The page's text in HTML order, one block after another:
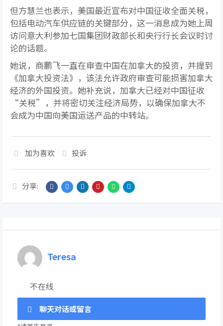
但方慧兰也表示，美国最近宣布对中国征收全面关税，
包括电动汽车供应链的关键部分，这一消息成为她上周
访问意大利参加七国集团财政部长和央行行长会议时讨
论的话题。
她说，商鹏飞一直在审查中国在加拿大的投资，并提到
《加拿大投资法》，该法允许政府审查可能损害加拿大
经济的外国投资。她补充说，加拿大已经对中国征收
“关税”，并将密切关注经济局势，以确保加拿大不
会成为中国向美国运送产品的中转站。
加为喜欢 投诉
分享:
Teresa
不在线
聊天对话或留言